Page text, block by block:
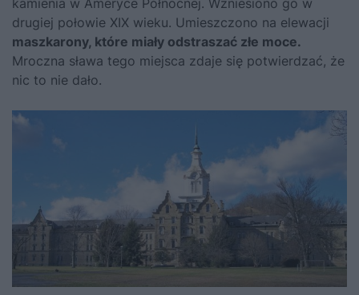
drugiej połowie XIX wieku. Umieszczono na elewacji
maszkarony, które miały odstraszać złe moce.
Mroczna sława tego miejsca zdaje się potwierdzać, że
nic to nie dało.